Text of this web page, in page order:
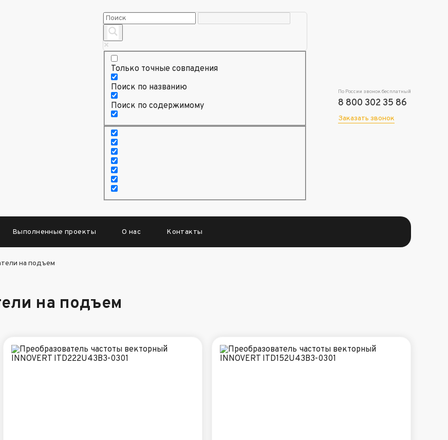
Только точные совпадения
Поиск по названию
Поиск по содержимому
По России звонок бесплатный
8 800 302 35 86
Заказать звонок
Выполненные проекты О нас Контакты
на подъем
на подъем